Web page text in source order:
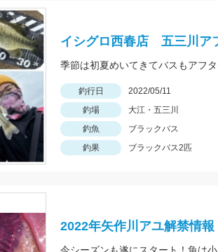
イシグロ西春店 五三川ア
釣行日 2022/05/11
釣場
大江・五三川
釣魚
ブラックバス
釣果
ブラックバス2匹
2022年矢作川アユ解禁情報